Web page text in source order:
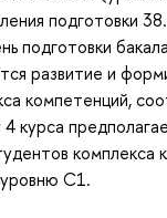
подготовки
подготовки
развитие и
компетенций,
курса
комплекса
С1.